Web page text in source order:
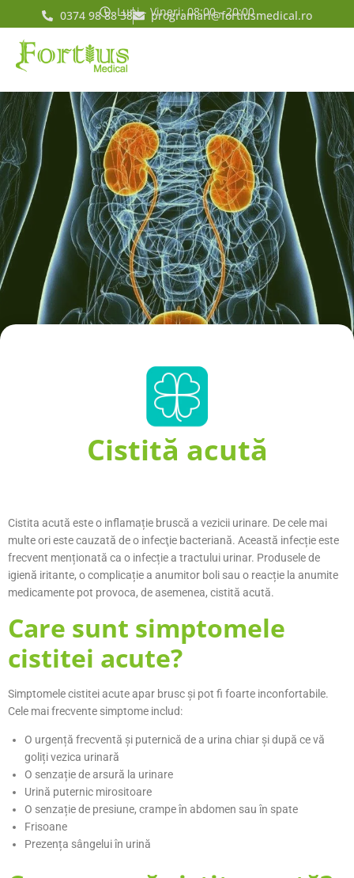
Luni - Vineri: 08:00 - 20:00
0374 98 88 38 programari@fortiusmedical.ro
Cistită acută
Cistita acută este o inflamație bruscă a vezicii urinare. De cele mai
multe ori este cauzată de o infecţie bacteriană. Această infecție este
frecvent menționată ca o infecție a tractului urinar. Produsele de
igienă iritante, o complicație a anumitor boli sau o reacție la anumite
medicamente pot provoca, de asemenea, cistită acută.
Care sunt simptomele
cistitei acute?
Simptomele cistitei acute apar brusc și pot fi foarte inconfortabile.
Cele mai frecvente simptome includ:
O urgență frecventă și puternică de a urina chiar și după ce vă
goliți vezica urinară
O senzație de arsură la urinare
Urină puternic mirositoare
O senzație de presiune, crampe în abdomen sau în spate
Frisoane
Prezența sângelui în urină